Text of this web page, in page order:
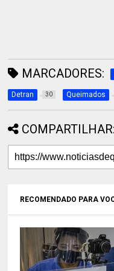
MARCADORES:
Detran 30 Queimados
COMPARTILHAR:
RECOMENDADO PARA